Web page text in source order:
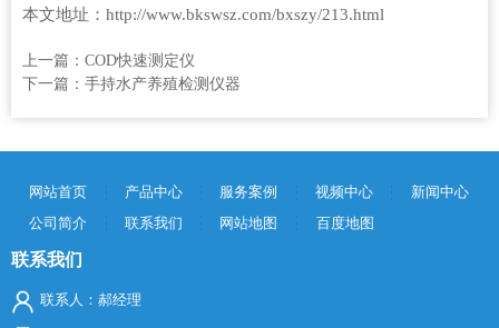
本文地址： http://www.bkswsz.com/bxszy/213.html
上一篇： COD快速测定仪
下一篇： 手持水产养殖检测仪器
网站首页 产品中心 服务案例 视频中心
新闻中心
公司简介
联系我们 网站地图 百度地图
联系我们
联系人：郝经理